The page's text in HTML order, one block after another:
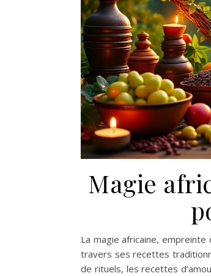
Magie
La magie africaine,
travers ses recettes
de rituels, les recettes